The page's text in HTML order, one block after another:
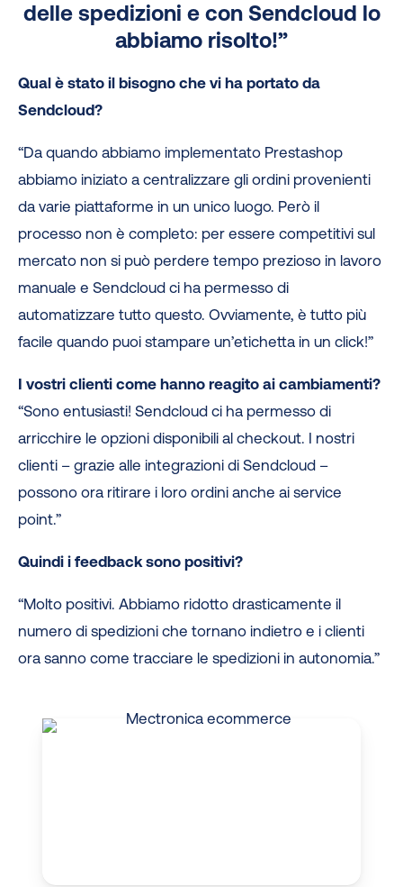
delle spedizioni e con Sendcloud lo
abbiamo risolto!”
Qual è stato il bisogno che vi ha portato da
Sendcloud?
“Da quando abbiamo implementato Prestashop
abbiamo iniziato a centralizzare gli ordini provenienti
da varie piattaforme in un unico luogo. Però il
processo non è completo: per essere competitivi sul
mercato non si può perdere tempo prezioso in lavoro
manuale e Sendcloud ci ha permesso di
automatizzare tutto questo. Ovviamente, è tutto più
facile quando puoi stampare un’etichetta in un click!”
I vostri clienti come hanno reagito ai cambiamenti?
“Sono entusiasti! Sendcloud ci ha permesso di
arricchire le opzioni disponibili al checkout. I nostri
clienti – grazie alle integrazioni di Sendcloud –
possono ora ritirare i loro ordini anche ai service
point.”
Quindi i feedback sono positivi?
“Molto positivi. Abbiamo ridotto drasticamente il
numero di spedizioni che tornano indietro e i clienti
ora sanno come tracciare le spedizioni in autonomia.”